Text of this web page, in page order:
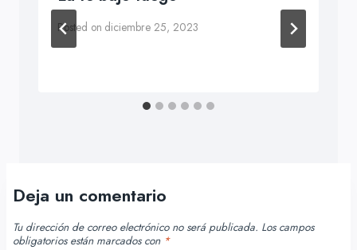
Posted on diciembre 25, 2023
Deja un comentario
Tu dirección de correo electrónico no será publicada. Los campos
obligatorios están marcados con *